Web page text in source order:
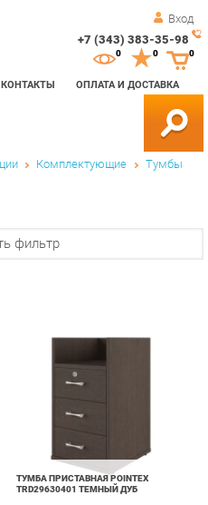
Вход
+7 (343) 383-35-98
КОНТАКТЫ ОПЛАТА И ДОСТАВКА
0 0
Комплектующие Тумбы
ТУМБА ПРИСТАВНАЯ POINTEX
TRD29630401 ТЕМНЫЙ ДУБ
8 790₽